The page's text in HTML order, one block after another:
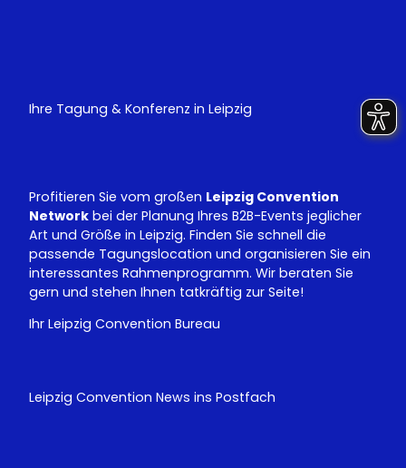
u
b
d
Ihre Tagung & Konferenz in Leipzig
Profitieren Sie vom großen Leipzig Convention
Network bei der Planung Ihres B2B-Events jeglicher
Art und Größe in Leipzig. Finden Sie schnell die
passende Tagungslocation und organisieren Sie ein
interessantes Rahmenprogramm. Wir beraten Sie
gern und stehen Ihnen tatkräftig zur Seite!
Ihr Leipzig Convention Bureau
Leipzig Convention News ins Postfach